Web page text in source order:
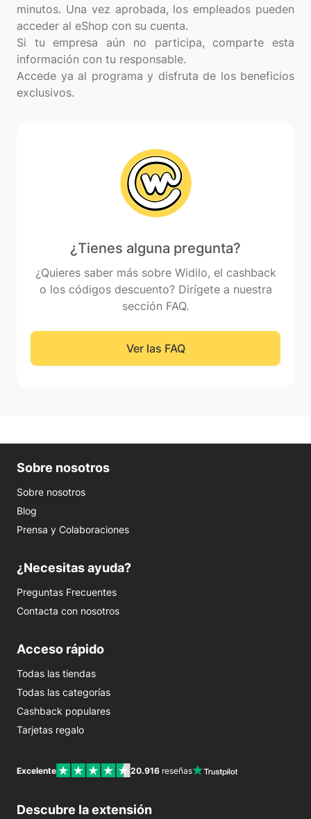
minutos. Una vez aprobada, los empleados pueden
acceder al eShop con su cuenta.
Si tu empresa aún no participa, comparte esta
información con tu responsable.
Accede ya al programa y disfruta de los beneficios
¿Tienes alguna pregunta?
¿Quieres saber más sobre Widilo, el cashback
o los códigos descuento? Dirígete a nuestra
sección FAQ.
Ver las FAQ
Sobre nosotros
Sobre nosotros
Blog
Prensa y Colaboraciones
¿Necesitas ayuda?
Preguntas Frecuentes
Contacta con nosotros
Acceso rápido
Todas las tiendas
Todas las categorías
Cashback populares
Tarjetas regalo
Excelente 20.916 reseñas
Descubre la extensión